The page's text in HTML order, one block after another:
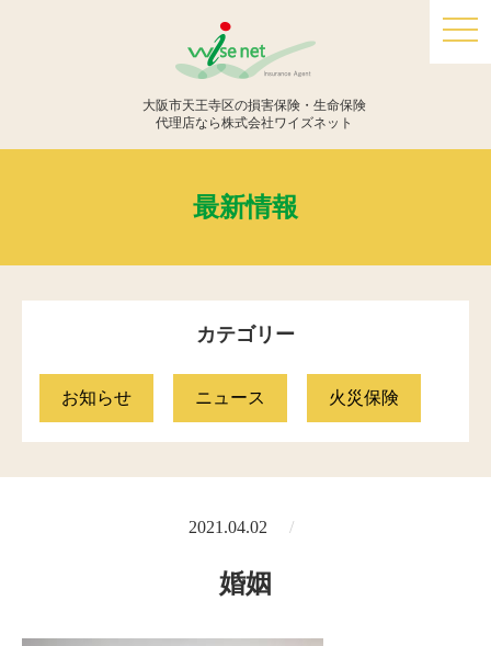
大阪市天王寺区の損害保険・生命保険
代理店なら株式会社ワイズネット
最新情報
カテゴリー
お知らせ ニュース 火災保険
2021.04.02
婚姻